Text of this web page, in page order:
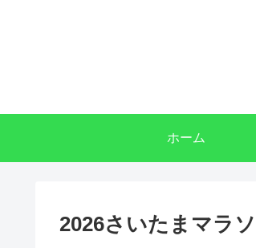
ホーム
2026さいたまマラ